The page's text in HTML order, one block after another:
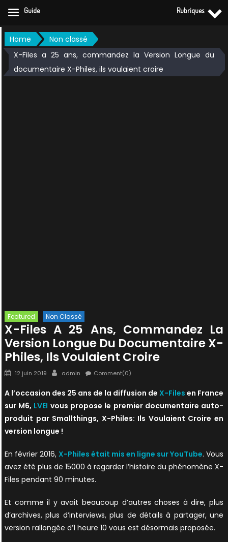
Skip
to
content
Home
Non classé
X-Files a 25 ans, commandez la Version Longue du
documentaire X-Philes, ils voulaient croire
Featured Non Classé
X-Files A 25 Ans, Commandez La
Version Longue Du Documentaire X-
Philes, Ils Voulaient Croire
Posted
12 juin 2019 Author
admin Comment(0)
A l’occasion des 25 ans de la diffusion deX-Files en France
sur M6, LVEI vous propose le premier documentaire auto-
produit par Smallthings, X-Philes: Ils Voulaient Croire en
version longue !
En février 2016, X-Philes était mis en ligne sur YouTube. Vous
avez été plus de 15000 à regarder l’histoire du phénomène X-
Files pendant 90 minutes.
Et comme il y avait beaucoup d’autres choses à dire, plus
d’archives, plus d’interviews, plus de détails à partager, une
version rallongée d’1 heure 10 vous est désormais proposée.
Guide Rubriques